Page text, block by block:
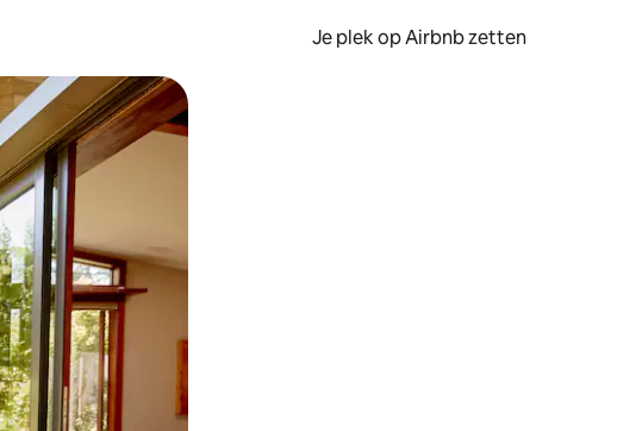
Je plek op Airbnb zetten
te tikken of swipen.